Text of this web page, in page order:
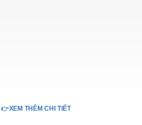
👉XEM THÊM CHI TIẾT